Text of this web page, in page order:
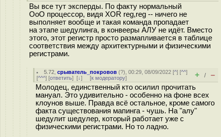
Вы все тут эксперды. По факту нормальный
OoO процессор, видя XOR reg,reg -- ничего не
выполняет вообще и такая команда пропадает
на этапе шедулинга, в конвееры АЛУ не идёт. Вместо
этого, этот регистр просто размапливается в таблице
соответствия между архитектурными и физическими
регистрами.
5.72 ,срыватель_покровов (?), 00:29, 08/09/2022 [^] [^^]
[^^^] [ответить] [↓] [к модератору] + / –
Молодец, единственный кто осилил прочитать
мануал. Это удивительно - особенно на фоне всех
клоунов выше. Правда всё остальное, кроме самого
факта существования мапинга - чушь. На "алу"
шедулит шедулер, который работает уже с
физическими регистрами. Но то ладно.